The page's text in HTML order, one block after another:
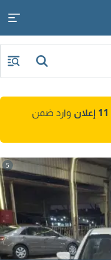
11 إعلان
وارد ضمن
5